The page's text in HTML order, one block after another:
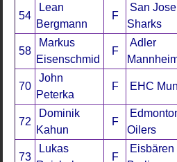
54
Lean
Bergmann
F
San Jose
Sharks
58
Markus
Eisenschmid
F
Adler
70
John
Peterka
F EHC
72
Dominik
Kahun
F
Oilers
73
Lukas
F
Eisbären